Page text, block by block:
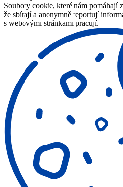
Soubory cookie, které nám pomáhají
že sbírají a anonymně reportují
s webovými stránkami pracují.